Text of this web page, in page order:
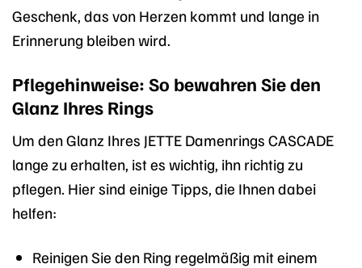
Geschenk, das von Herzen kommt und lange in
Erinnerung bleiben wird.
Pflegehinweise: So bewahren Sie den
Glanz Ihres Rings
Um den Glanz Ihres JETTE Damenrings CASCADE
lange zu erhalten, ist es wichtig, ihn richtig zu
pflegen. Hier sind einige Tipps, die Ihnen dabei
helfen:
Reinigen Sie den Ring regelmäßig mit einem